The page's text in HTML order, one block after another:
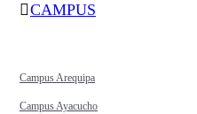
CAMPUS
Campus Arequipa
Campus Ayacucho